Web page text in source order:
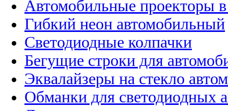
Автомобильные проекторы
Гибкий неон автомобильный
Светодиодные колпачки
Бегущие строки для
Эквалайзеры на стекло
Обманки для светодиодных